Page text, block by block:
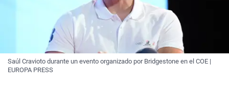
Saúl Cravioto durante un evento organizado por Bridgestone en el COE |
EUROPA PRESS